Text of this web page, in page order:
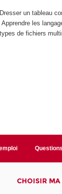
Dresser un tableau
Apprendre les
types de fichiers
CHOISIR